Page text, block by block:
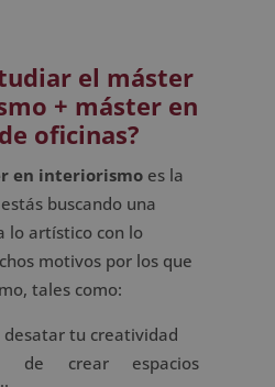
el máster
+ máster en
oficinas?
en interiorismo es la
buscando una
lo artístico con lo
motivos por los que
tales como:
desatar tu creatividad
de crear espacios